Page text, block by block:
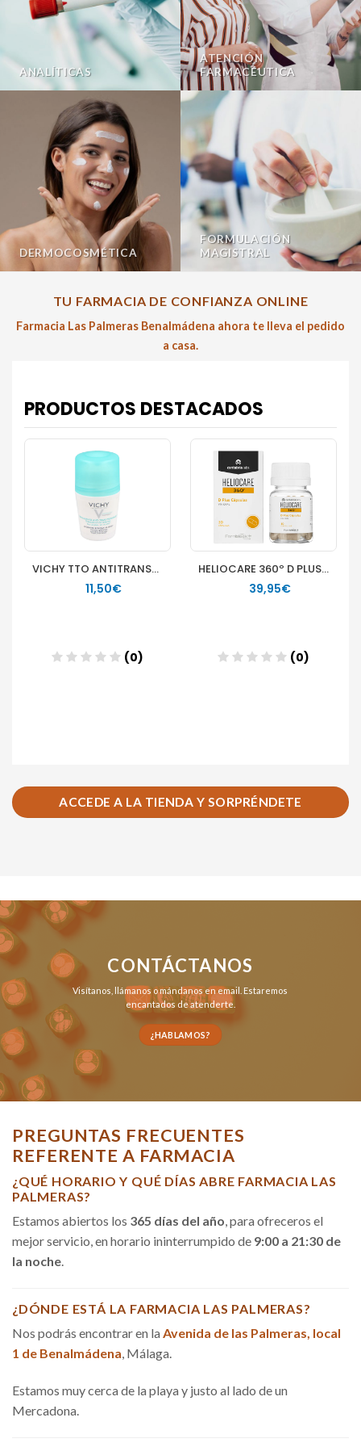
ANALÍTICAS
ATENCIÓN
FARMACÉUTICA
DERMOCOSMÉTICA
FORMULACIÓN
MAGISTRAL
TU FARMACIA DE CONFIANZA ONLINE
Farmacia Las Palmeras Benalmádena ahora te lleva el pedido
a casa.
ACCEDE A LA TIENDA Y SORPRÉNDETE
CONTÁCTANOS
Visítanos, llámanosomándanos en email . Estaremos
encantados de atenderte.
¿HABLAMOS?
PREGUNTAS FRECUENTES
REFERENTE A FARMACIA
¿QUÉ HORARIO Y QUÉ DÍAS ABRE FARMACIA LAS
PALMERAS?
Estamos abiertos los 365 días del año, para ofreceros el
mejor servicio, en horario ininterrumpido de 9:00 a 21:30 de
la noche.
¿DÓNDE ESTÁ LA FARMACIA LAS PALMERAS?
Nos podrás encontrar en la Avenida de las Palmeras, local
1 de Benalmádena, Málaga.
Estamos muy cerca de la playa y justo al lado de un
Mercadona.